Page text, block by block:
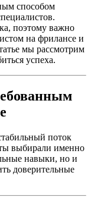
способом
поэтому важно
на фрилансе и
мы рассмотрим
успеха.
поток
выбирали именно
навыки, но и
доверительные